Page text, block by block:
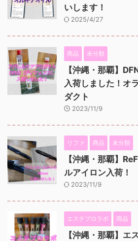
いします！
2025/4/27
商品 未分類
【沖縄・那覇】
入荷しました！オ
ダクト
2023/11/9
リファ 商品 未分類
【沖縄・那覇】
ルアイロン入荷！
2023/11/9
エステプロラボ 商品
【沖縄・那覇】エ